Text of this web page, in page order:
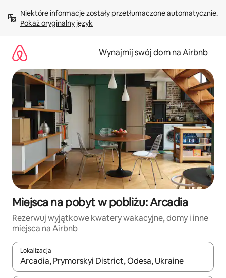
treści Pokaż oryginalny język
Wynajmij swój dom na Airbnb
Miejsca na pobyt w pobliżu: Arcadia
Rezerwuj wyjątkowe kwatery wakacyjne, domy i inne
miejsca na Airbnb
Lokalizacja
Gdy wyniki będą dostępne, możesz poruszać się po nich za